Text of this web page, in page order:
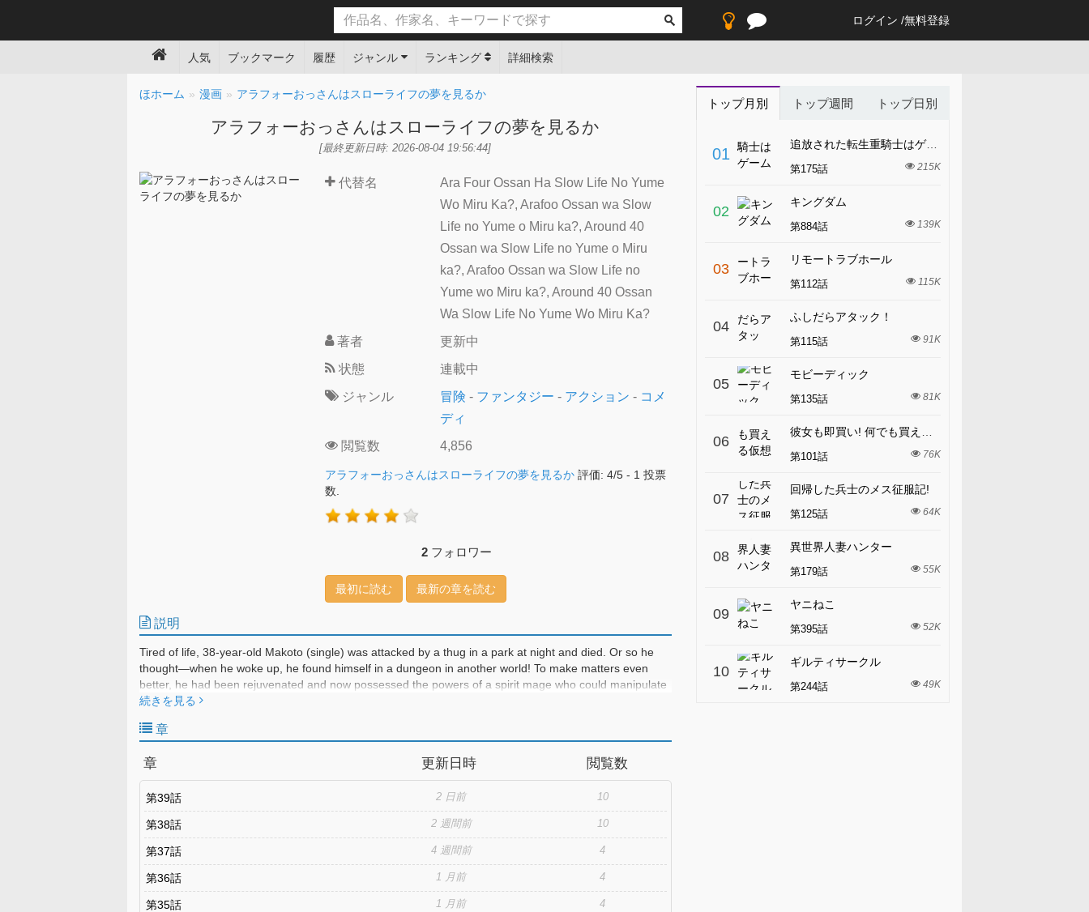
ログイン 無料登録
人気 ブックマーク 履歴 ジャンル ランキング 詳細検索
ほホーム 漫画 アラフォーおっさんはスローライフの夢を見るか
アラフォーおっさんはスローライフの夢を見るか
[最終更新日時: 2026-08-04 19:56:44]
代替名
Ara Four Ossan Ha Slow Life No Yume
Wo Miru Ka?, Arafoo Ossan wa Slow
Life no Yume o Miru ka?, Around 40
Ossan wa Slow Life no Yume o Miru
ka?, Arafoo Ossan wa Slow Life no
Yume wo Miru ka?, Around 40 Ossan
Wa Slow Life No Yume Wo Miru Ka?
著者
更新中
状態
連載中
ジャンル
冒険 - ファンタジー - アクション - コメ
ディ
閲覧数
4,856
アラフォーおっさんはスローライフの夢を見るか 評価: 4/5- 1 投票
数.
2フォロワー
最初に読む 最新の章を読む
説明
Tired of life, 38-year-old Makoto (single) was attacked by a thug in a park at night and died. Or so he
thought—when he woke up, he found himself in a dungeon in another world! To make matters even
better, he had been rejuvenated and now possessed the powers of a spirit mage who could manipulate
black flames! Taking this opportunity to escape his miserable days in Japan, Makoto teams up with
restart their lives by defeating monsters, fulfilling requests, and achieving a slow-paced life! To do that,
"What do you expect from a guy in his forties?!" With their banter proving their close bond, this former
middle-aged man and high school girl duo set out to become the strongest for the sake of their slow life
in this fantasy adventure!
続きを見る
章
章 更新日時 閲覧数
第39話 2 日前 10
第38話 2 週間前 10
第37話 4 週間前 4
第36話 1 月前 4
第35話 1 月前 4
トップ月別 トップ週間 トップ日別
01
追放された転生重騎士はゲーム知識で無双する
第175話 215K
02
キングダム
第884話 139K
03
リモートラブホール
第112話 115K
04
ふしだらアタック！
第115話 91K
05
モビーディック
第135話 81K
06
第101話 76K
07
回帰した兵士のメス征服記!
第125話 64K
08
異世界人妻ハンター
第179話 55K
09
ヤニねこ
第395話 52K
10
ギルティサークル
第244話 49K